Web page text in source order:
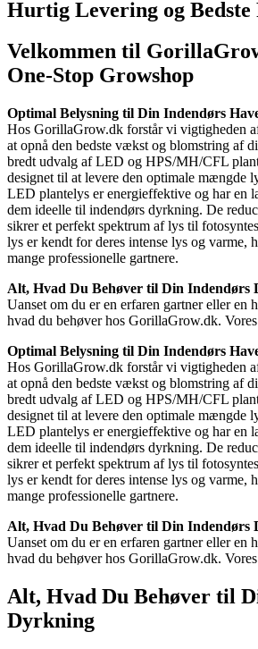
Hurtig Levering og
Velkommen til
One-Stop Growshop
Optimal Belysning til Din Indendørs
Hos GorillaGrow.dk forstår vi vigtigheden
at opnå den bedste vækst og blomstring af
bredt udvalg af LED og HPS/MH/CFL
designet til at levere den optimale mængde
LED plantelys er energieffektive og har en
dem ideelle til indendørs dyrkning. De
sikrer et perfekt spektrum af lys til
lys er kendt for deres intense lys og varme,
mange professionelle gartnere.
Alt, Hvad Du Behøver til Din Indendørs
Uanset om du er en erfaren gartner eller en
hvad du behøver hos GorillaGrow.dk.
Optimal Belysning til Din Indendørs
Hos GorillaGrow.dk forstår vi vigtigheden
at opnå den bedste vækst og blomstring af
bredt udvalg af LED og HPS/MH/CFL
designet til at levere den optimale mængde
LED plantelys er energieffektive og har en
dem ideelle til indendørs dyrkning. De
sikrer et perfekt spektrum af lys til
lys er kendt for deres intense lys og varme,
mange professionelle gartnere.
Alt, Hvad Du Behøver til Din Indendørs
Uanset om du er en erfaren gartner eller en
hvad du behøver hos GorillaGrow.dk.
Alt, Hvad Du Behøver til
Dyrkning